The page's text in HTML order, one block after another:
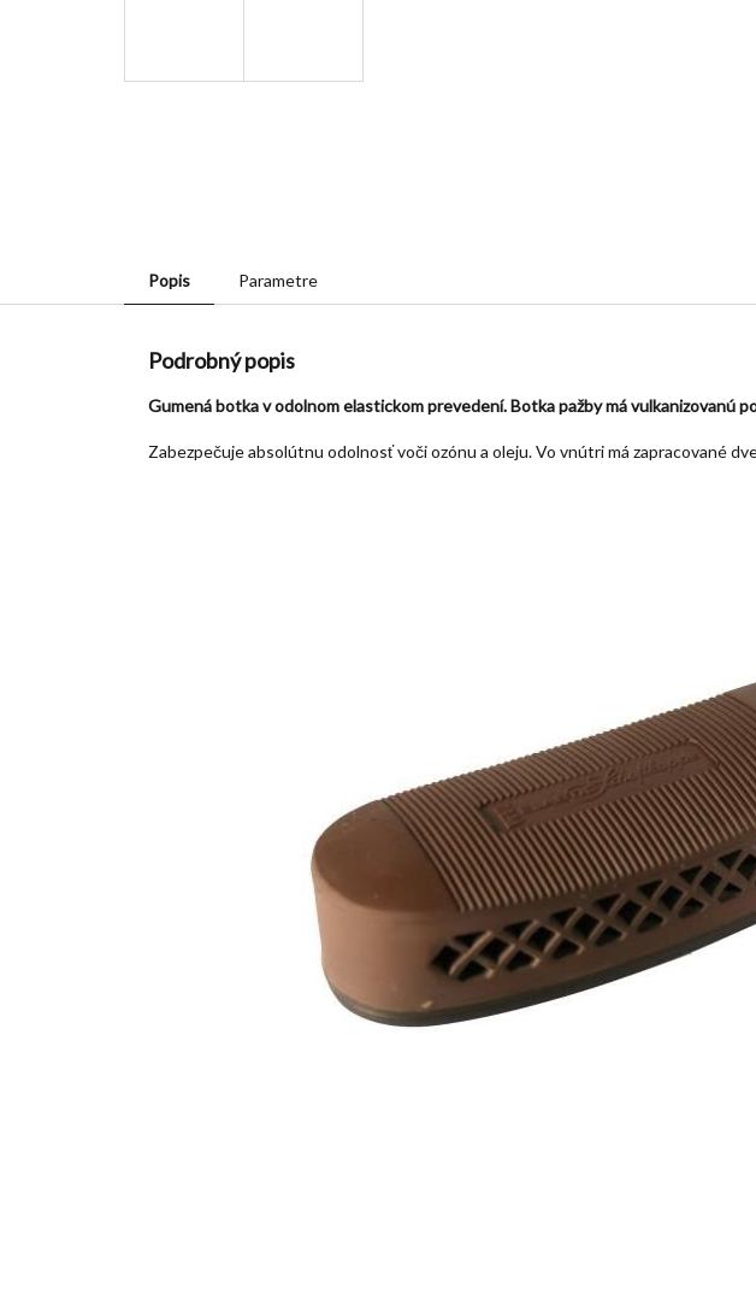
Popis Parametre
Podrobný popis
Gumená botka v odolnom elastickom prevedení. Botka pažby má
Zabezpečuje absolútnu odolnosť voči ozónu a oleju. Vo vnútri má zapracované